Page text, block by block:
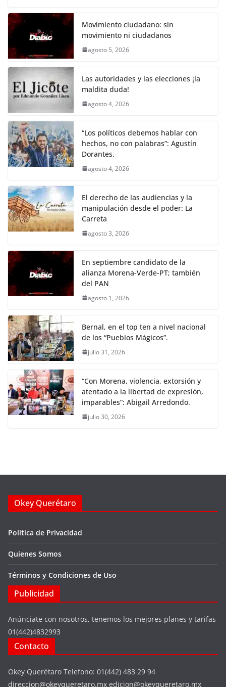
k
c
e
b
o
o
k
itt
er s
A
p
y
Li
k
gr
a
e
Movimiento ciudadano: sin
movimiento ni ciudadanos
agosto 5, 2026
Las autoridades y las elecciones ¡la
maldita duda!
agosto 4, 2026
“Los políticos debemos hablar con
hechos, no con palabras”: Agustín
Dorantes.
agosto 4, 2026
El derecho de las audiencias y la
manipulación desde el poder: La
Carreta
agosto 3, 2026
En septiembre candidato de la
alianza Morena-Verde-PT; también
del PAN
agosto 1, 2026
Bernal, en el top ten a nivel nacional
de los “Pueblos Mágicos”.
julio 31, 2026
“Con Morena, violencia, extorsión y
atentado a la libertad de expresión,
imparables”: Abigail Arredondo.
julio 30, 2026
Okey Querétaro
Política de Privacidad
Quienes Somos
Términos y Condiciones de Uso
Publicidad
Anúnciate con nosotros, tenemos los mejores planes y tarifas
01(442)4832993
Contacto
Okey Querétaro Telefono: 01(442) 483 29 94
direccion@okeyqueretaro.mx edicion@okeyqueretaro.mx